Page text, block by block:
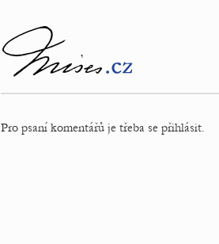
Pro psaní komentářů je třeba se přihlásit.